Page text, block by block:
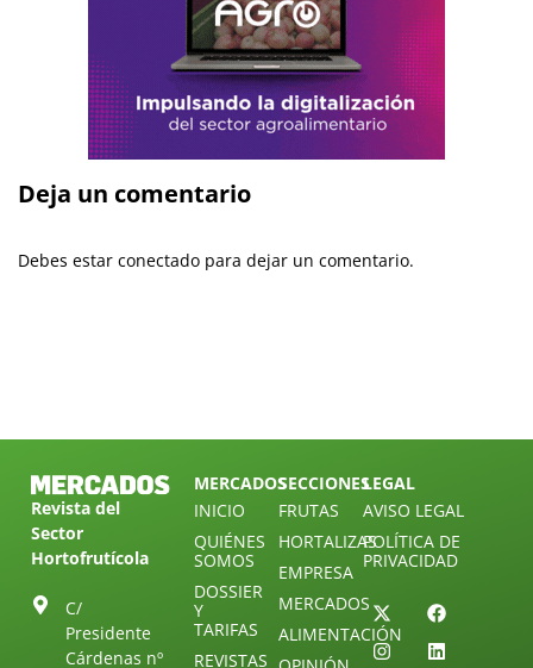
Deja un comentario
Debes estar conectado para dejar un comentario.
Revista del
Sector
Hortofrutícola
C/
Presidente
Cárdenas nº
MERCADOS
INICIO
QUIÉNES
SOMOS
DOSSIER
Y
TARIFAS
REVISTAS
SECCIONES
FRUTAS
HORTALIZAS
EMPRESA
MERCADOS
ALIMENTACIÓN
LEGAL
AVISO LEGAL
POLÍTICA DE
PRIVACIDAD